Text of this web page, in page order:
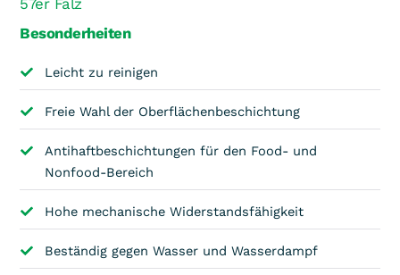
57er Falz
Besonderheiten
Leicht zu reinigen
Freie Wahl der Oberflächenbeschichtung
Antihaftbeschichtungen für den Food- und
Nonfood-Bereich
Hohe mechanische Widerstandsfähigkeit
Beständig gegen Wasser und Wasserdampf